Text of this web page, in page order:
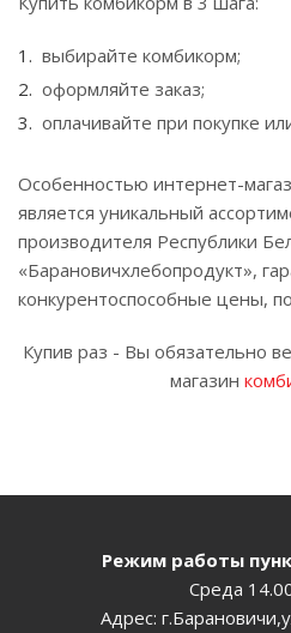
выбирайте комбикорм;
оформляйте заказ;
оплачивайте при покупке
Особенностью интернет-
является уникальный
производителя Республики
«Барановичхлебопродукт»,
конкурентоспособные цены,
Купив раз - Вы обязательно
магазин
Режим работы
Среда
Адрес: